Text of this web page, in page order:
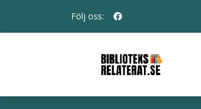
Följ oss: